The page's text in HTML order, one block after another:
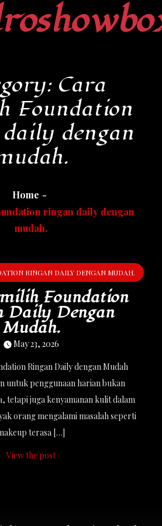
Cara
Foundation
dengan
Home
ringan daily dengan
mudah.
RINGAN DAILY DENGAN MUDAH.
Foundation
Daily Dengan
Mudah.
May 23, 2026
Ringan Daily dengan Mudah
untuk penggunaan harian bukan
tetapi juga kenyamanan kulit dalam
orang mengalami masalah seperti
terasa […]
View the post